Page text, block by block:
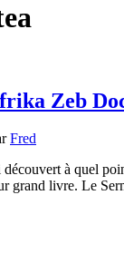
Zeb
Fred
à quel
grand livre. Le